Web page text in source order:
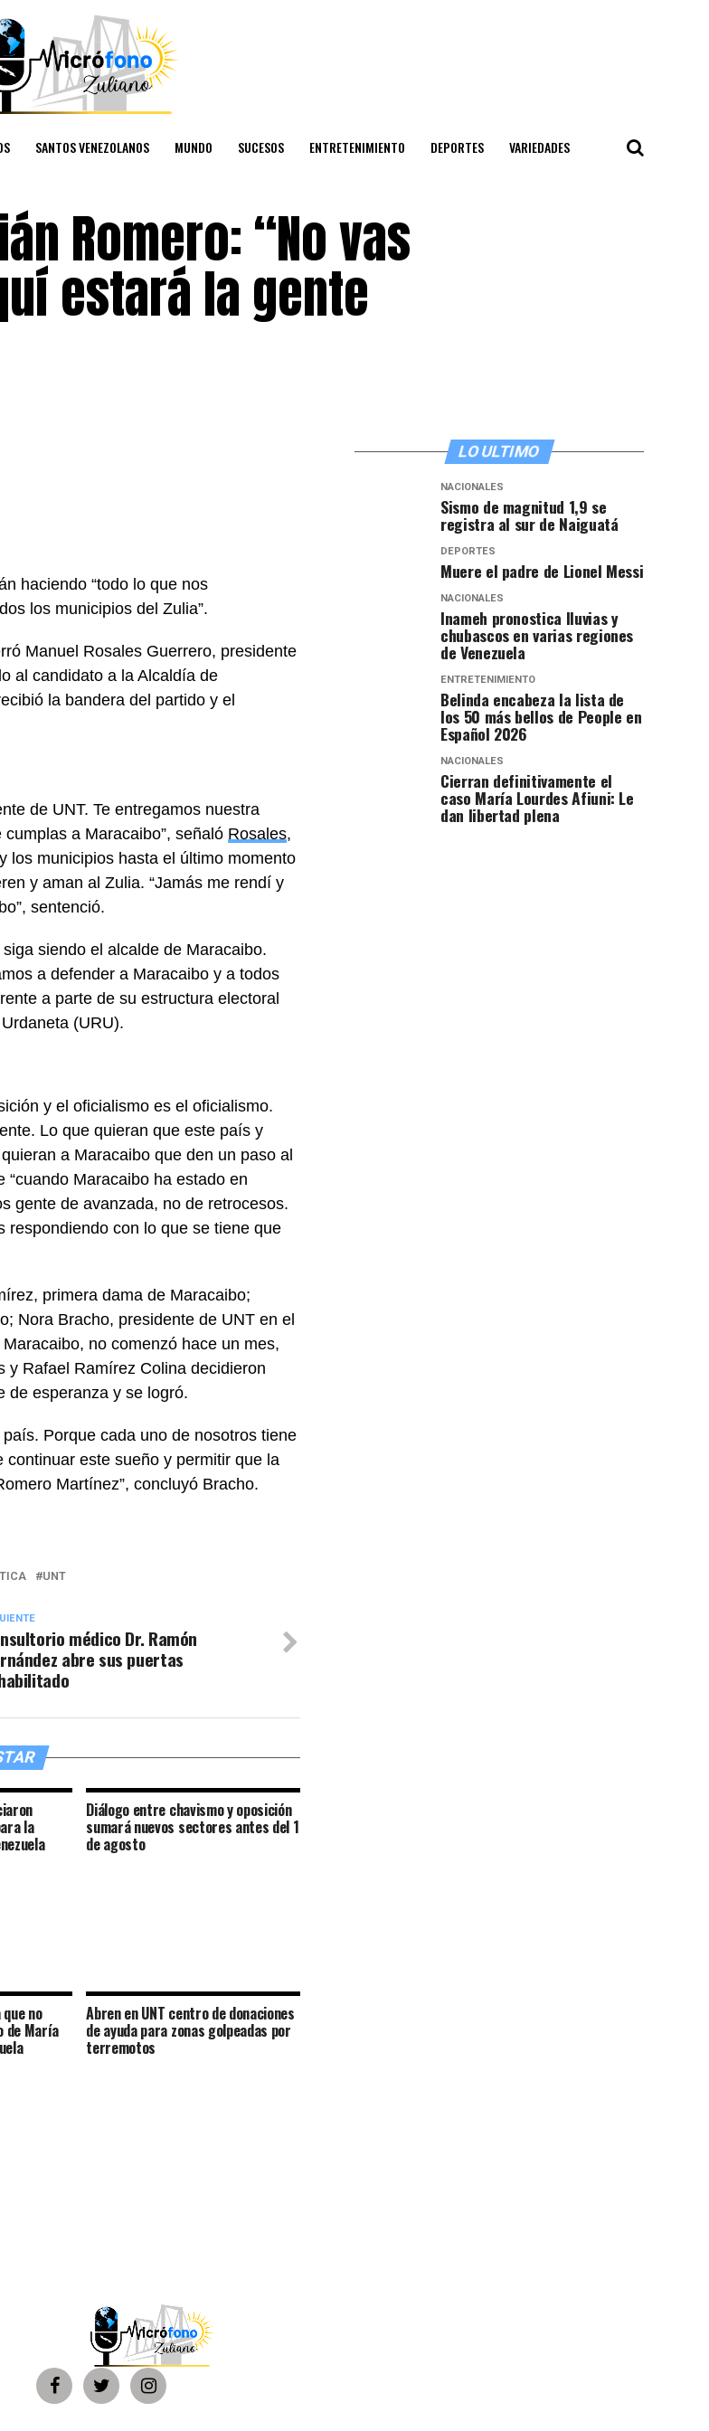
SANTOS VENEZOLANOS MUNDO SUCESOS ENTRETENIMIENTO DEPORTES VARIEDADES
Romero: “No vas
estará la gente
haciendo “todo lo que nos
los municipios del Zulia”.
Manuel Rosales Guerrero, presidente
al candidato a la Alcaldía de
la bandera del partido y el
de UNT. Te entregamos nuestra
a Maracaibo”, señaló Rosales,
los municipios hasta el último momento
y aman al Zulia. “Jamás me rendí y
sentenció.
siendo el alcalde de Maracaibo.
a defender a Maracaibo y a todos
a parte de su estructura electoral
(URU).
y el oficialismo es el oficialismo.
Lo que quieran que este país y
a Maracaibo que den un paso al
Maracaibo ha estado en
gente de avanzada, no de retrocesos.
respondiendo con lo que se tiene que
primera dama de Maracaibo;
Nora Bracho, presidente de UNT en el
no comenzó hace un mes,
y Rafael Ramírez Colina decidieron
de esperanza y se logró.
Porque cada uno de nosotros tiene
este sueño y permitir que la
Martínez”, concluyó Bracho.
UNT
médico Dr. Ramón
abre sus puertas
la
Diálogo entre chavismo y oposición
sumará nuevos sectores antes del 1
de agosto
no
de María
Abren en UNT centro de donaciones
de ayuda para zonas golpeadas por
terremotos
LO ULTIMO
NACIONALES
Sismo de magnitud 1,9 se
registra al sur de Naiguatá
DEPORTES
Muere el padre de Lionel Messi
NACIONALES
Inameh pronostica lluvias y
chubascos en varias regiones
de Venezuela
ENTRETENIMIENTO
Belinda encabeza la lista de
los 50 más bellos de People en
Español 2026
NACIONALES
Cierran definitivamente el
caso María Lourdes Afiuni: Le
dan libertad plena